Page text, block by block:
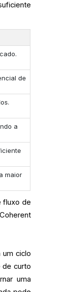
de
a
maior
fluxo de
ciclo
de curto
uma